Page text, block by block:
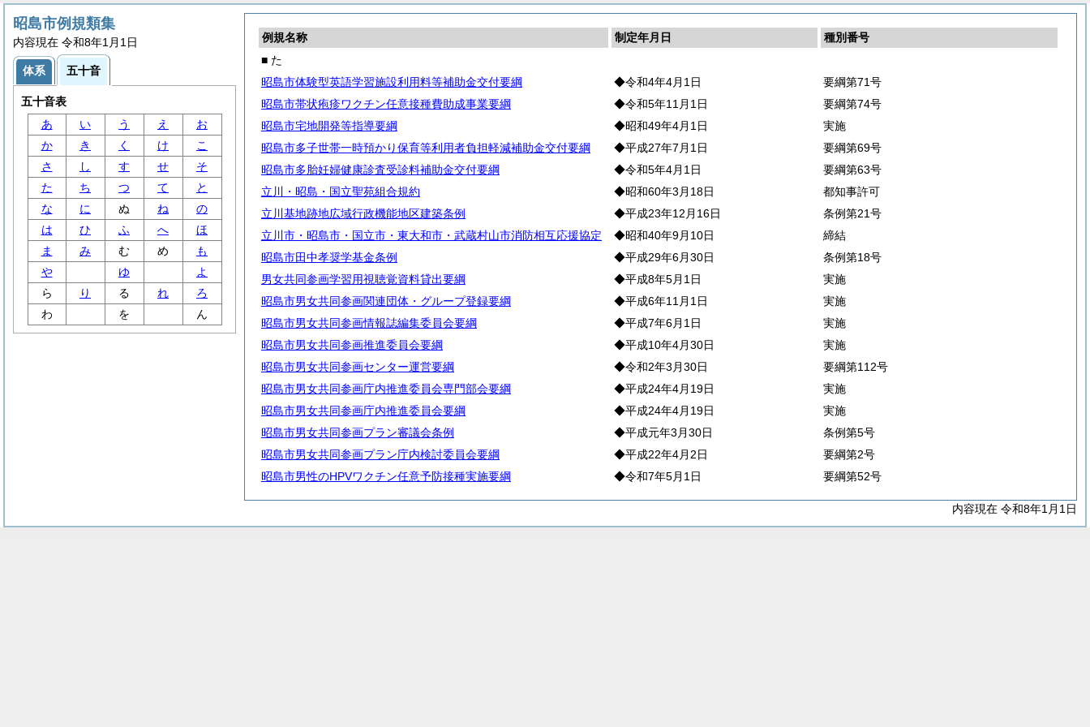
例規名称 制定年月日
種別番号
■ た
昭島市体験型英語学習施設利用料等補助金交付要綱
◆令和4年4月1日
要綱第71号
昭島市帯状疱疹ワクチン任意接種費助成事業要綱
◆令和5年11月1日
要綱第74号
昭島市宅地開発等指導要綱
◆昭和49年4月1日
実施
昭島市多子世帯一時預かり保育等利用者負担軽減補助金交付要綱
◆平成27年7月1日
要綱第69号
昭島市多胎妊婦健康診査受診料補助金交付要綱
◆令和5年4月1日
要綱第63号
立川・昭島・国立聖苑組合規約
◆昭和60年3月18日
都知事許可
立川基地跡地広域行政機能地区建築条例
◆平成23年12月16日
条例第21号
立川市・昭島市・国立市・東大和市・武蔵村山市消防相互応援協定
◆昭和40年9月10日
締結
昭島市田中孝奨学基金条例
◆平成29年6月30日
条例第18号
男女共同参画学習用視聴覚資料貸出要綱
◆平成8年5月1日
実施
昭島市男女共同参画関連団体・グループ登録要綱
◆平成6年11月1日
実施
昭島市男女共同参画情報誌編集委員会要綱
◆平成7年6月1日
実施
昭島市男女共同参画推進委員会要綱
◆平成10年4月30日
実施
昭島市男女共同参画センター運営要綱
◆令和2年3月30日
要綱第112号
昭島市男女共同参画庁内推進委員会専門部会要綱
◆平成24年4月19日
実施
昭島市男女共同参画庁内推進委員会要綱
◆平成24年4月19日
実施
昭島市男女共同参画プラン審議会条例
◆平成元年3月30日
条例第5号
昭島市男女共同参画プラン庁内検討委員会要綱
◆平成22年4月2日
要綱第2号
昭島市男性のHPVワクチン任意予防接種実施要綱
◆令和7年5月1日 要綱第52号
内容現在 令和8年1月1日
昭島市例規類集
内容現在 令和8年1月1日
体系 五十音
五十音表
あ
い う え
お
か
き く け
こ
さ
し す せ
そ
た
ち つ て
と
な
に ぬ ね
の
は
ひ ふ へ
ほ
ま
み む め
も
や
ゆ
よ
ら
り る れ
ろ
わ
を ん